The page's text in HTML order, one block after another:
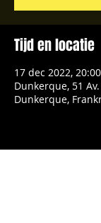
Tijd en locatie
17 dec 2022,
Dunkerque, 51
Dunkerque,